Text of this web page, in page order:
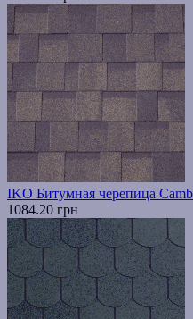
IKO Битумная черепица
1084.20 грн